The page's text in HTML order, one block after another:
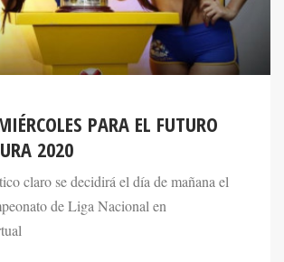
PARA EL FUTURO
2020
claro se decidirá el día de mañana el
de Liga Nacional en